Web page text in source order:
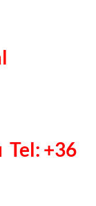
Tel: +36